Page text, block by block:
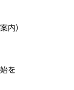
内）
を